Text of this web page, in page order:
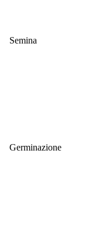
Semina
Germinazione